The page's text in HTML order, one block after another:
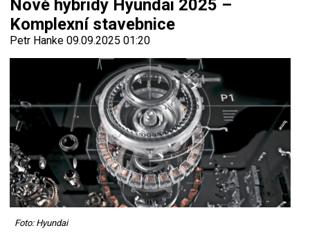
Nové hybridy Hyundai 2025 –
Komplexní stavebnice
Petr Hanke 09.09.2025 01:20
Foto: Hyundai